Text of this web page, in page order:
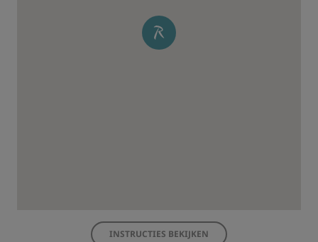
INSTRUCTIES BEKIJKEN